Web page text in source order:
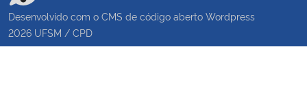
Desenvolvido com o CMS de código aberto Wordpress
2026 UFSM / CPD